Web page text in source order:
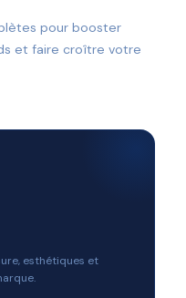
pour booster
et faire croître votre
esthétiques et